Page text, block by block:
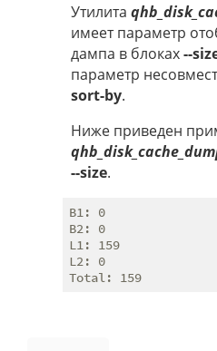
Утилита
имеет параметр
дампа в блоках--
параметр
sort-by.
Ниже приведен
--size.
B1: 0
B2: 0
L1: 159
L2: 0